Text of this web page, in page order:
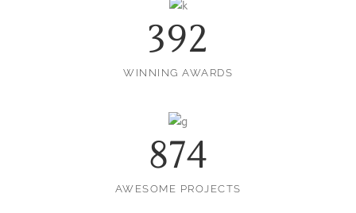
392
WINNING AWARDS
874
AWESOME PROJECTS